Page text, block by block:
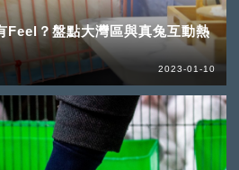
Feel？盤點大灣區與真兔互動熱
2023-01-10